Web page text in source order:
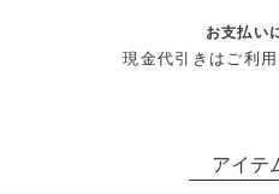
お支払い
現金代引きはご利用